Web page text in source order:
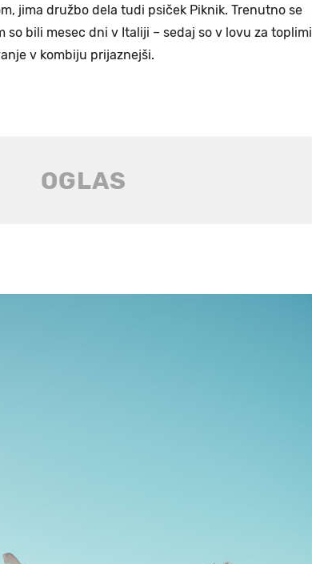
jima družbo dela tudi psiček Piknik. Trenutno se
so bili mesec dni v Italiji – sedaj so v lovu za toplimi
v kombiju prijaznejši.